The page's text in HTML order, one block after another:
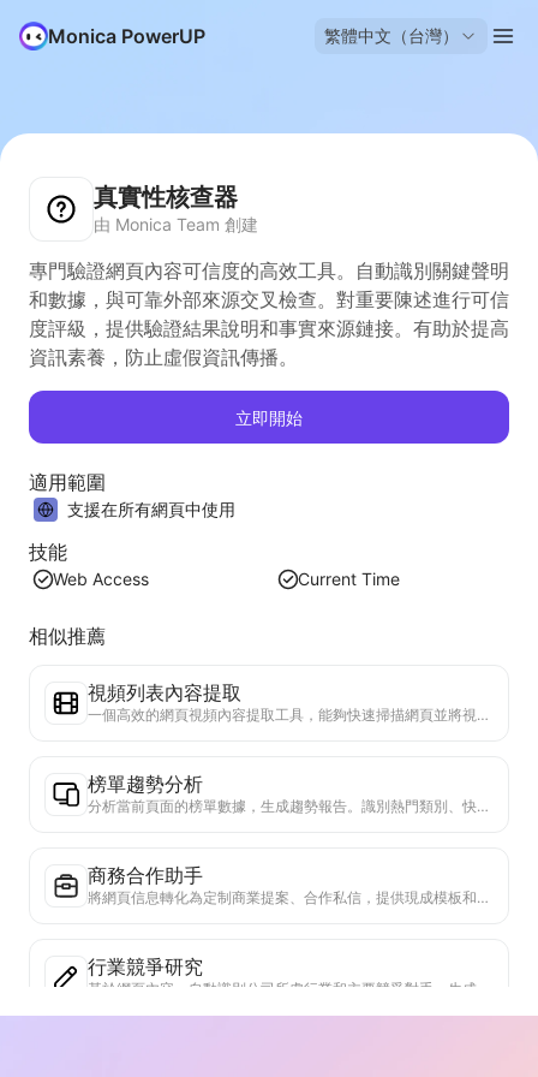
Monica PowerUP 繁體中文（台灣）
真實性核查器
由 Monica Team 創建
專門驗證網頁內容可信度的高效工具。自動識別關鍵聲明
和數據，與可靠外部來源交叉檢查。對重要陳述進行可信
度評級，提供驗證結果說明和事實來源鏈接。有助於提高
資訊素養，防止虛假資訊傳播。
立即開始
適用範圍
支援在所有網頁中使用
技能
Web Access Current Time
相似推薦
視頻列表內容提取
一個高效的網頁視頻內容提取工具，能夠快速掃描網頁並將視頻信息整理成結構化的Markdown表格。
榜單趨勢分析
分析當前頁面的榜單數據，生成趨勢報告。識別熱門類別、快速上升的產品類型和新興技術。提供即時市場洞察，助你理解最新產品趨勢和市場動向。
商務合作助手
將網頁信息轉化為定制商業提案、合作私信，提供現成模板和跟進指南，簡化協作流程。
行業競爭研究